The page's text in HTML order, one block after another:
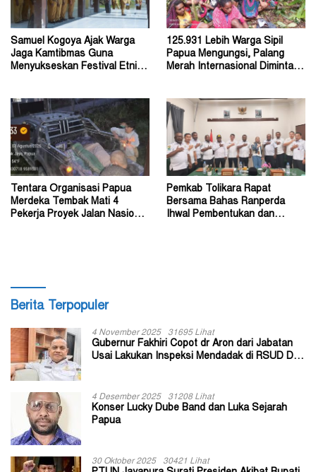
Samuel Kogoya Ajak Warga
Jaga Kamtibmas Guna
Menyukseskan Festival Etnik
125.931 Lebih Warga Sipil
Papua Mengungsi, Palang
Merah Internasional Diminta
Tentara Organisasi Papua
Merdeka Tembak Mati 4
Pekerja Proyek Jalan Nasional
Pemkab Tolikara Rapat
Bersama Bahas Ranperda
Ihwal Pembentukan dan
Berita Terpopuler
4 November 2025 31695 Lihat
Gubernur Fakhiri Copot dr Aron dari Jabatan
Usai Lakukan Inspeksi Mendadak di RSUD Dok
4 Desember 2025 31208 Lihat
Konser Lucky Dube Band dan Luka Sejarah
Papua
30 Oktober 2025 30421 Lihat